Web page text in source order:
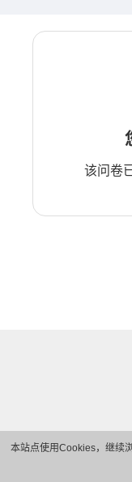
本站点使用Cookies，继续
该问卷